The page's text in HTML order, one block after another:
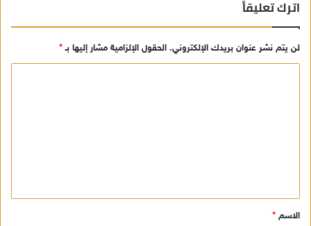
اترك تعليقاً
لن يتم نشر عنوان بريدك الإلكتروني. الحقول الإلزامية مشار إليها بـ*
ق
*
الاسم *